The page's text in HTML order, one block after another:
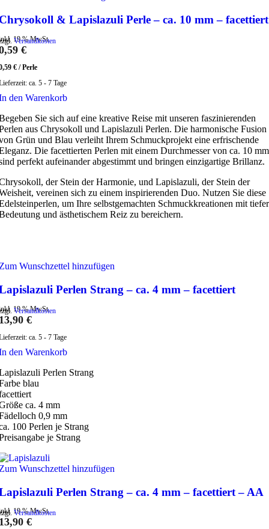
& Lapislazuli Perle – ca. 10 mm – facettiert
19 % MwSt.
Versandkosten
€
€ /Perle
ca. 5 - 7 Tage
den Warenkorb
Sie sich auf eine kreative Reise mit unseren faszinierenden
aus Chrysokoll und Lapislazuli Perlen. Die harmonische Fusion
Grün und Blau verleiht Ihrem Schmuckprojekt eine erfrischende
Die facettierten Perlen mit einem Durchmesser von ca. 10 mm
perfekt aufeinander abgestimmt und bringen einzigartige Brillanz.
der Stein der Harmonie, und Lapislazuli, der Stein der
vereinen sich zu einem inspirierenden Duo. Nutzen Sie diese
um Ihre selbstgemachten Schmuckkreationen mit tiefer
und ästhetischem Reiz zu bereichern.
Wunschzettel hinzufügen
Perlen Strang – ca. 4 mm – facettiert
19 % MwSt.
Versandkosten
€
ca. 5 - 7 Tage
den Warenkorb
Perlen Strang
blau
ca. 4 mm
0,9 mm
100 Perlen je Strang
je Strang
Wunschzettel hinzufügen
Perlen Strang – ca. 4 mm – facettiert – AA
19 % MwSt.
Versandkosten
€